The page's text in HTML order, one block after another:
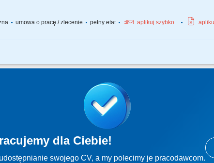
umowa o pracę / zlecenie pełny etat aplikuj szybko
klienta; obsługa kasy fiskalnej; dbałość o ekspozycje asortymentu i
dla Ciebie!
swojego CV, a my polecimy je pracodawcom.